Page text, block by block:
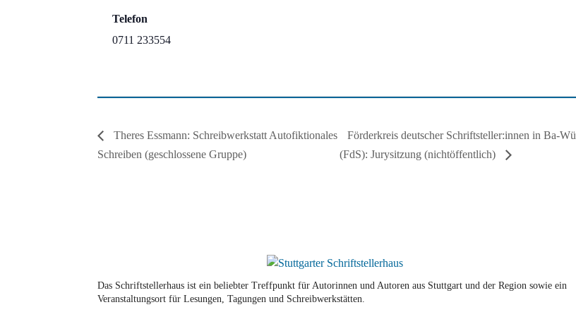
Telefon
0711 233554
Theres Essmann: Schreibwerkstatt Autofiktionales
Schreiben (geschlossene Gruppe)
Förderkreis deutscher Schriftsteller:innen in Ba-Wü
(FdS): Jurysitzung (nichtöffentlich)
Das Schriftstellerhaus ist ein beliebter Treffpunkt für Autorinnen und Autoren aus Stuttgart und der Region sowie ein
Veranstaltungsort für Lesungen, Tagungen und Schreibwerkstätten.